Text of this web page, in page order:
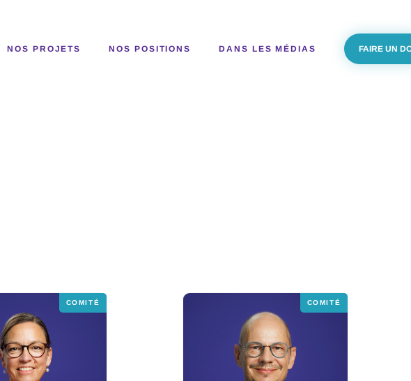
NOS PROJETS NOS POSITIONS DANS LES MÉDIAS FAIRE UN
COMITÉ COMITÉ